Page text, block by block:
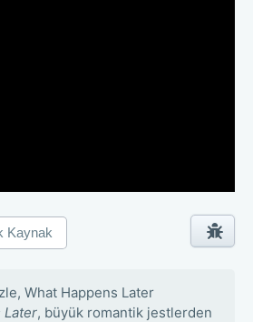
What Happens Later
Later, büyük romantik jestlerden
Kaynak